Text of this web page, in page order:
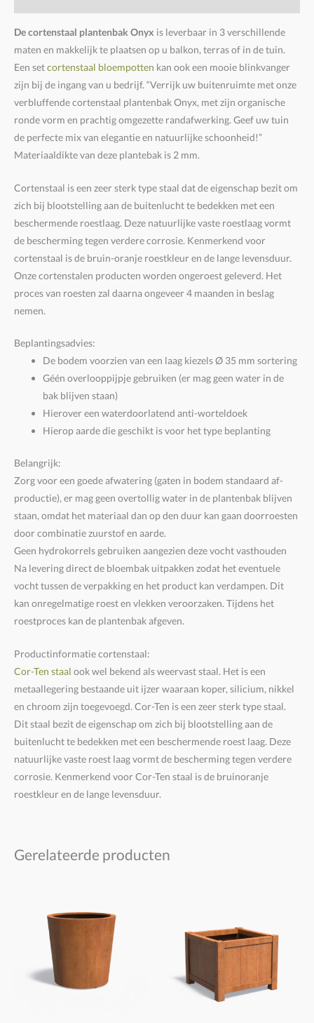
De cortenstaal plantenbak Onyx is leverbaar in 3 verschillende
maten en makkelijk te plaatsen op u balkon, terras of in de tuin.
Een setcortenstaal bloempotten kan ook een mooie blinkvanger
zijn bij de ingang van u bedrijf. “Verrijk uw buitenruimte met onze
verbluffende cortenstaal plantenbak Onyx, met zijn organische
ronde vorm en prachtig omgezette randafwerking. Geef uw tuin
de perfecte mix van elegantie en natuurlijke schoonheid!”
Materiaaldikte van deze plantebak is 2 mm.
Cortenstaal is een zeer sterk type staal dat de eigenschap bezit om
zich bij blootstelling aan de buitenlucht te bedekken met een
beschermende roestlaag. Deze natuurlijke vaste roestlaag vormt
de bescherming tegen verdere corrosie. Kenmerkend voor
cortenstaal is de bruin-oranje roestkleur en de lange levensduur.
Onze cortenstalen producten worden ongeroest geleverd. Het
proces van roesten zal daarna ongeveer 4 maanden in beslag
nemen.
Beplantingsadvies:
De bodem voorzien van een laag kiezels Ø 35 mm sortering
Géén overlooppijpje gebruiken (er mag geen water in de
bak blijven staan)
Hierover een waterdoorlatend anti-worteldoek
Hierop aarde die geschikt is voor het type beplanting
Belangrijk:
Zorg voor een goede afwatering (gaten in bodem standaard af-
productie), er mag geen overtollig water in de plantenbak blijven
staan, omdat het materiaal dan op den duur kan gaan doorroesten
door combinatie zuurstof en aarde.
Geen hydrokorrels gebruiken aangezien deze vocht vasthouden
Na levering direct de bloembak uitpakken zodat het eventuele
vocht tussen de verpakking en het product kan verdampen. Dit
kan onregelmatige roest en vlekken veroorzaken. Tijdens het
roestproces kan de plantenbak afgeven.
Productinformatie cortenstaal:
Cor-Ten staal ook wel bekend als weervast staal. Het is een
metaallegering bestaande uit ijzer waaraan koper, silicium, nikkel
en chroom zijn toegevoegd. Cor-Ten is een zeer sterk type staal.
Dit staal bezit de eigenschap om zich bij blootstelling aan de
buitenlucht te bedekken met een beschermende roest laag. Deze
natuurlijke vaste roest laag vormt de bescherming tegen verdere
corrosie. Kenmerkend voor Cor-Ten staal is de bruinoranje
roestkleur en de lange levensduur.
Gerelateerde producten
€2.550,00